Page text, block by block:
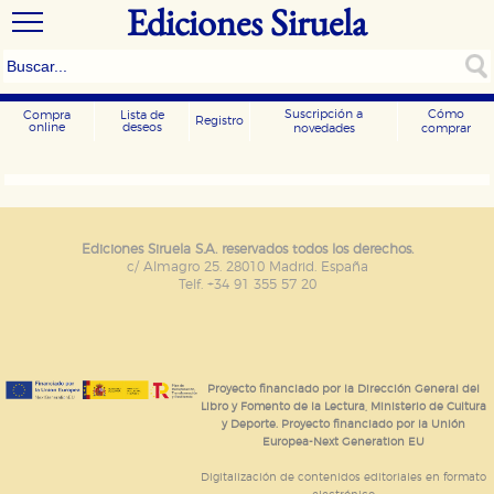
Ediciones Siruela
Compra
online
Lista de
deseos
Registro
Suscripción a
novedades
Cómo
comprar
Ediciones Siruela S.A. reservados todos los derechos.
c/ Almagro 25. 28010 Madrid. España
Telf. +34 91 355 57 20
Proyecto financiado por la Dirección General del
Libro y Fomento de la Lectura, Ministerio de Cultura
y Deporte. Proyecto financiado por la Unión
Europea-Next Generation EU
Digitalización de contenidos editoriales en formato
navegador, pero en ese caso es posible que algunas
áreas de nuestra web dejen de funcionar
Cookies de rendimiento y analíticas
Estas cookies se utilizan para mejorar su experiencia